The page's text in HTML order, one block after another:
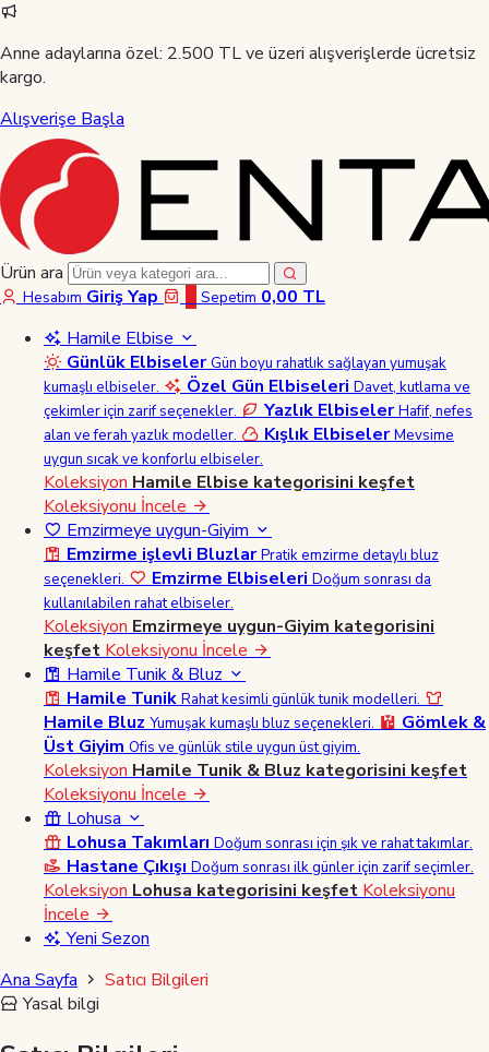
Anne adaylarına özel: 2.500 TL ve üzeri alışverişlerde ücretsiz
kargo.
Alışverişe Başla
Ürün ara
Hesabım Giriş Yap Sepetim 0,00 TL
Hamile Elbise
Günlük Elbiseler Gün boyu rahatlık sağlayan yumuşak
kumaşlı elbiseler.
Özel Gün Elbiseleri Davet, kutlama ve
çekimler için zarif seçenekler.
Yazlık Elbiseler Hafif, nefes
alan ve ferah yazlık modeller.
Kışlık Elbiseler Mevsime
uygun sıcak ve konforlu elbiseler.
Koleksiyon Hamile Elbise kategorisini keşfet
Koleksiyonu İncele
Emzirmeye uygun-Giyim
Emzirme işlevli Bluzlar Pratik emzirme detaylı bluz
seçenekleri.
Emzirme Elbiseleri Doğum sonrası da
kullanılabilen rahat elbiseler.
Koleksiyon Emzirmeye uygun-Giyim kategorisini
keşfet Koleksiyonu İncele
Hamile Tunik & Bluz
Hamile Tunik Rahat kesimli günlük tunik modelleri.
Hamile Bluz Yumuşak kumaşlı bluz seçenekleri.
Gömlek &
Üst Giyim Ofis ve günlük stile uygun üst giyim.
Koleksiyon Hamile Tunik & Bluz kategorisini keşfet
Koleksiyonu İncele
Lohusa
Lohusa Takımları Doğum sonrası için şık ve rahat takımlar.
Hastane Çıkışı Doğum sonrası ilk günler için zarif seçimler.
Koleksiyon Lohusa kategorisini keşfet Koleksiyonu
İncele
Yeni Sezon
Ana Sayfa
Satıcı Bilgileri
Yasal bilgi